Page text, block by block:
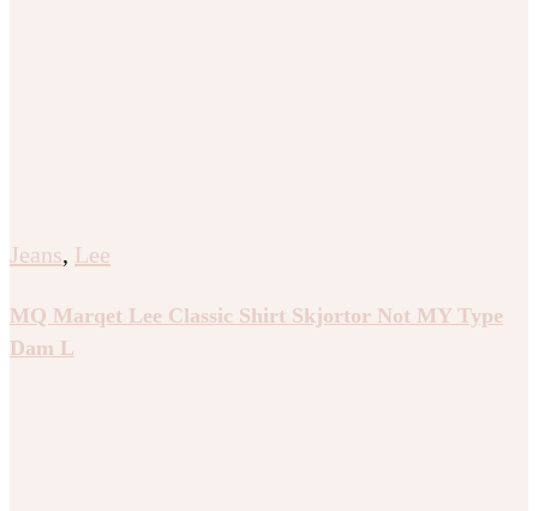
Jeans, Lee
MQ Marqet Lee Classic Shirt Skjortor Not MY Type
Dam L